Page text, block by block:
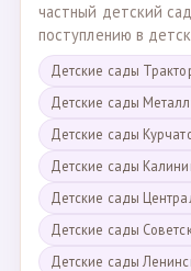
частный детский
поступлению в
Детские сады
Детские сады
Детские сады
Детские сады
Детские сады
Детские сады
Детские сады